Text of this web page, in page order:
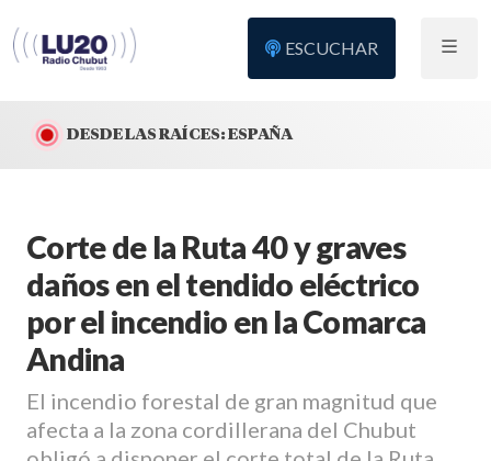
ESCUCHAR
DESDE LAS RAÍCES: ESPAÑA
Corte de la Ruta 40 y graves
daños en el tendido eléctrico
por el incendio en la Comarca
Andina
El incendio forestal de gran magnitud que
afecta a la zona cordillerana del Chubut